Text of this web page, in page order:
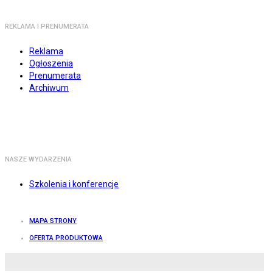
REKLAMA I PRENUMERATA
Reklama
Ogłoszenia
Prenumerata
Archiwum
NASZE WYDARZENIA
Szkolenia i konferencje
MAPA STRONY
OFERTA PRODUKTOWA